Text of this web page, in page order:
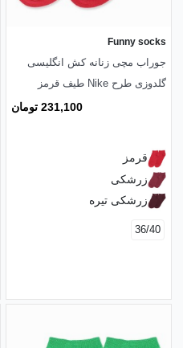
Funny socks
جوراب مچی زنانه کش انگلیسی
گلدوزی طرح Nike طیف قرمز
231,100 تومان
قرمز
زرشکی
زرشکی تیره
36/40